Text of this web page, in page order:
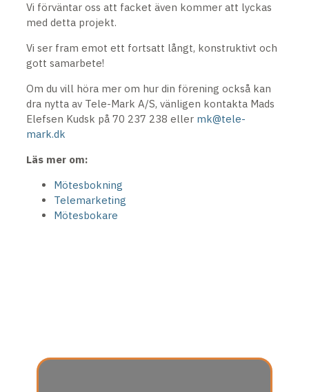
Vi förväntar oss att facket även kommer att lyckas
med detta projekt.
Vi ser fram emot ett fortsatt långt, konstruktivt och
gott samarbete!
Om du vill höra mer om hur din förening också kan
dra nytta av Tele-Mark A/S, vänligen kontakta Mads
Elefsen Kudsk på 70 237 238 eller mk@tele-
mark.dk
Läs mer om:
Mötesbokning
Telemarketing
Mötesbokare